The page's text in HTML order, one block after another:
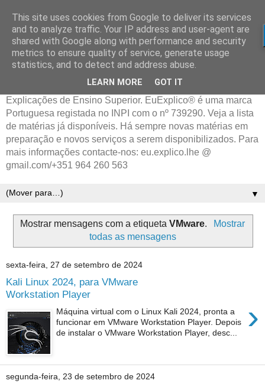
Explicações de Ensino Superior. EuExplico® é uma marca
Portuguesa registada no INPI com o nº 739290. Veja a lista
de matérias já disponíveis. Há sempre novas matérias em
preparação e novos serviços a serem disponibilizados. Para
mais informações contacte-nos: eu.explico.lhe @
gmail.com/+351 964 260 563
▼
Mostrar mensagens com a etiquetaVMware.
Mostrar
todas as mensagens
sexta-feira, 27 de setembro de 2024
Kali Linux 2024, para VMware
Workstation Player
›
Máquina virtual com o Linux Kali 2024, pronta a
funcionar em VMware Workstation Player. Depois
de instalar o VMware Workstation Player, desc...
segunda-feira, 23 de setembro de 2024
This site uses cookies from Google to deliver its services
and to analyze traffic. Your IP address and user-agent are
shared with Google along with performance and security
metrics to ensure quality of service, generate usage
statistics, and to detect and address abuse.
LEARN MORE GOT IT